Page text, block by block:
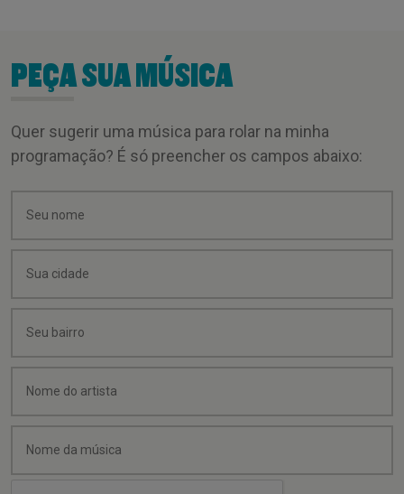
PEÇA SUA MÚSICA
Quer sugerir uma música para rolar na minha
programação? É só preencher os campos abaixo: